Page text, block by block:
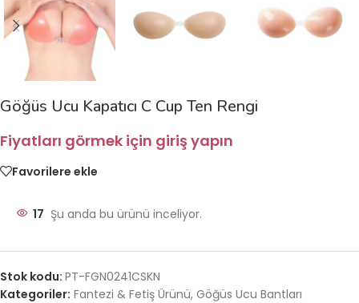
Göğüs Ucu Kapatıcı C Cup Ten Rengi
Fiyatları görmek için giriş yapın
Favorilere ekle
17 Şu anda bu ürünü inceliyor.
Stok kodu: PT-FGN0241CSKN
Kategoriler: Fantezi & Fetiş Ürünü, Göğüs Ucu Bantları